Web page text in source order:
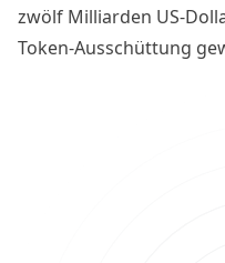
zwölf Milliarden US-
Token-Ausschüttung